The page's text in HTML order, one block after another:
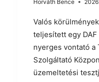
Horváth Bence
Valós
teljesített egy
nyerges vontató a
Szolgáltató
üzemeltetési